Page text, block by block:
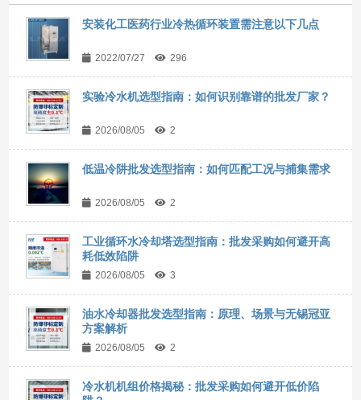
安装化工医药行业冷热循环装置需注意以下几点
2022/07/27 296
实验冷水机选型指南：如何识别靠谱的批发厂家？
2026/08/05 2
低温冷阱批发选型指南：如何匹配工况与捕集需求
2026/08/05 2
工业循环水冷却塔选型指南：批发采购如何避开高
耗低效陷阱
2026/08/05 3
油水冷却器批发选型指南：原理、场景与无锡冠亚
方案解析
2026/08/05 2
冷水机机组价格揭秘：批发采购如何避开低价陷